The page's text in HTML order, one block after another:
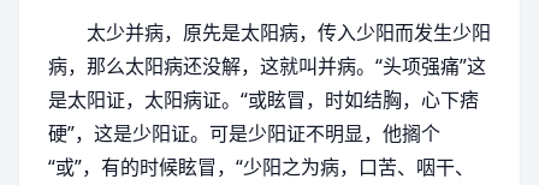
太少并病，原先是太阳病，传入少阳而发生少阳
病，那么太阳病还没解，这就叫并病。“头项强痛”这
是太阳证，太阳病证。“或眩冒，时如结胸，心下痞
硬”，这是少阳证。可是少阳证不明显，他搁个
“或”，有的时候眩冒，“少阳之为病，口苦、咽干、